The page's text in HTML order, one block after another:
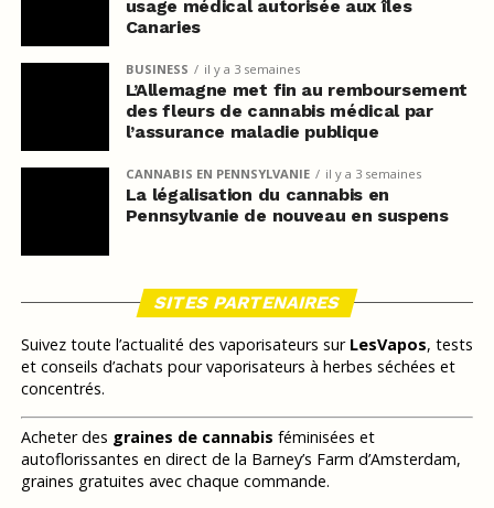
usage médical autorisée aux îles
Canaries
BUSINESS il y a 3 semaines
L’Allemagne met fin au remboursement
des fleurs de cannabis médical par
l’assurance maladie publique
CANNABIS EN PENNSYLVANIE il y a 3 semaines
La légalisation du cannabis en
Pennsylvanie de nouveau en suspens
SITES PARTENAIRES
Suivez toute l’actualité des vaporisateurs sur LesVapos, tests
et conseils d’achats pour vaporisateurs à herbes séchées et
concentrés.
Acheter des graines de cannabis féminisées et
autoflorissantes en direct de la Barney’s Farm d’Amsterdam,
graines gratuites avec chaque commande.